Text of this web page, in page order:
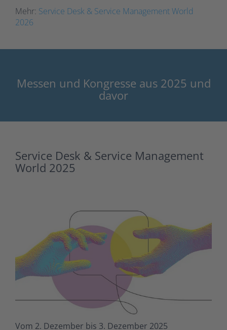
Mehr: Service Desk & Service Management World
2026
Messen und Kongresse aus 2025 und
davor
Service Desk & Service Management
World 2025
Vom 2. Dezember bis 3. Dezember 2025